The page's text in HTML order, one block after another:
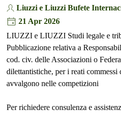
Liuzzi e Liuzzi Bufete
21 Apr 2026
LIUZZI e LIUZZI Studi legale e
Pubblicazione relativa a
cod. civ. delle Associazioni o
dilettantistiche, per i reati commessi
avvalgono nelle competizioni
Per richiedere consulenza e